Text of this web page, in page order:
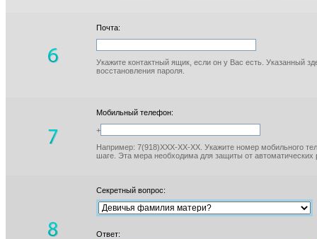
Почта:
Укажите контактный ящик, если он у Вас есть. Указанный
восстановления пароля.
Мобильный телефон:
+
Например: 7(918)XXX-XX-XX. Укажите номер мобильного
шаге. Эта мера необходима для защиты от автоматических
Секретный вопрос:
Ответ: